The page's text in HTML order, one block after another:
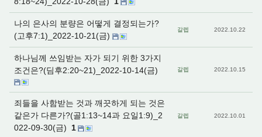
나의 은사의 분량은 어떻게 결정되는가?
(고후7:1)_2022-10-21(금)
갈렙 2022.10.22
하나님께 쓰임받는 자가 되기 위한 3가지
조건은?(딤후2:20~21)_2022-10-14(금)
갈렙 2022.10.15
죄들을 사함받는 것과 깨끗하게 되는 것은
같은가 다른가?(골1:13~14과 요일1:9)_2
022-09-30(금)
1
갈렙 2022.10.01